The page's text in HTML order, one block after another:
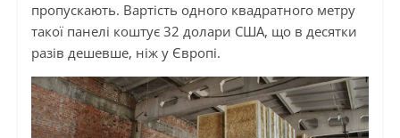
пропускають. Вартість одного квадратного метру
такої панелі коштує 32 долари США, що в десятки
разів дешевше, ніж у Європі.